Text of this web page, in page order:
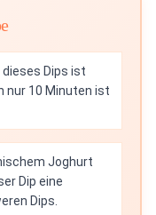
dieses Dips ist
nur 10 Minuten ist
Joghurt
Dip eine
Dips.